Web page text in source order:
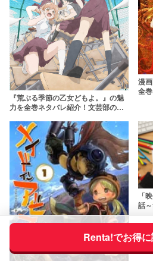
Renta!でお得
『荒ぶる季節の乙女どもよ。』の魅
力を全巻ネタバレ紹介！文芸部の女
漫
全
「
話